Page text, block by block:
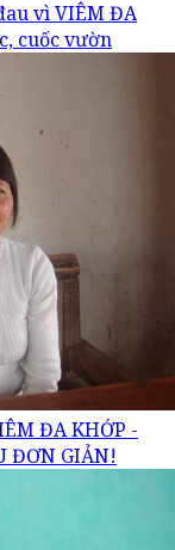
vì VIÊM ĐA
cuốc vườn
ĐA KHỚP -
ĐƠN GIẢN!